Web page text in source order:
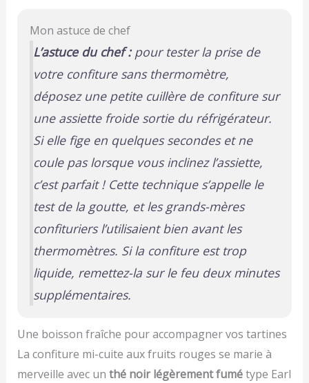
Mon astuce de chef
L’astuce du chef :pour tester la prise de
votre confiture sans thermomètre,
déposez une petite cuillère de confiture sur
une assiette froide sortie du réfrigérateur.
Si elle fige en quelques secondes et ne
coule pas lorsque vous inclinez l’assiette,
c’est parfait ! Cette technique s’appelle le
test de la goutte, et les grands-mères
confituriers l’utilisaient bien avant les
thermomètres. Si la confiture est trop
liquide, remettez-la sur le feu deux minutes
supplémentaires.
Une boisson fraîche pour accompagner vos tartines
La confiture mi-cuite aux fruits rouges se marie à
merveille avec un thé noir légèrement fumétype Earl